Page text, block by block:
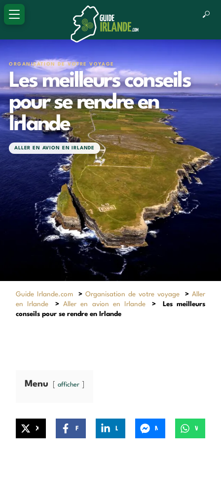
ORGANISATION DE VOTRE VOYAGE
Les meilleurs conseils
pour se rendre en
Irlande
ALLER EN AVION EN IRLANDE
Guide Irlande.com > Organisation de votre voyage > Aller
en Irlande
> Aller en avion en Irlande >
Les meilleurs
conseils pour se rendre en Irlande
Menu afficher